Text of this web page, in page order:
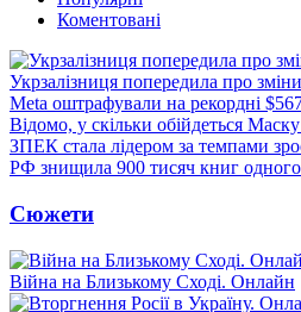
Коментовані
Укрзалізниця попередила про зміни
Meta оштрафували на рекордні
Відомо, у скільки обійдеться
ЗПЕК стала лідером за темпами
РФ знищила 900 тисяч книг
Сюжети
Війна на Близькому Сході. Онлайн